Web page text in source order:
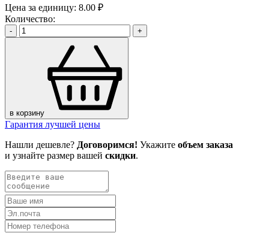
Цена за единицу: 8.00 ₽
Количество:
- +
в корзину
Гарантия лучшей цены
Нашли дешевле? Договоримся! Укажите объем заказа
и узнайте размер вашей скидки.